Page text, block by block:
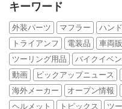
キーワード
外装パーツ マフラー ハン
トライアンフ
電装品 車両
ツーリング用品
バイクイベン
動画
ピックアップニュース
海外メーカー
オープン情報
ヘルメット
トピックス ツ